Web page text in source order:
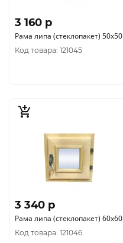
3 160 p
Рама липа (стеклопакет) 50х50
Код товара: 121045
3 340 p
Рама липа (стеклопакет) 60х60
Код товара: 121046